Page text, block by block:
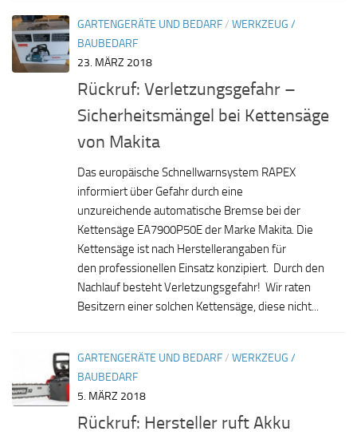
GARTENGERÄTE UND BEDARF/ WERKZEUG /
BAUBEDARF
23. MÄRZ 2018
Rückruf: Verletzungsgefahr –
Sicherheitsmängel bei Kettensäge
von Makita
Das europäische Schnellwarnsystem RAPEX
informiert über Gefahr durch eine
unzureichende automatische Bremse bei der
Kettensäge EA7900P50E der Marke Makita. Die
Kettensäge ist nach Herstellerangaben für
den professionellen Einsatz konzipiert. Durch den
Nachlauf besteht Verletzungsgefahr! Wir raten
Besitzern einer solchen Kettensäge, diese nicht...
GARTENGERÄTE UND BEDARF/ WERKZEUG /
BAUBEDARF
5. MÄRZ 2018
Rückruf: Hersteller ruft Akku